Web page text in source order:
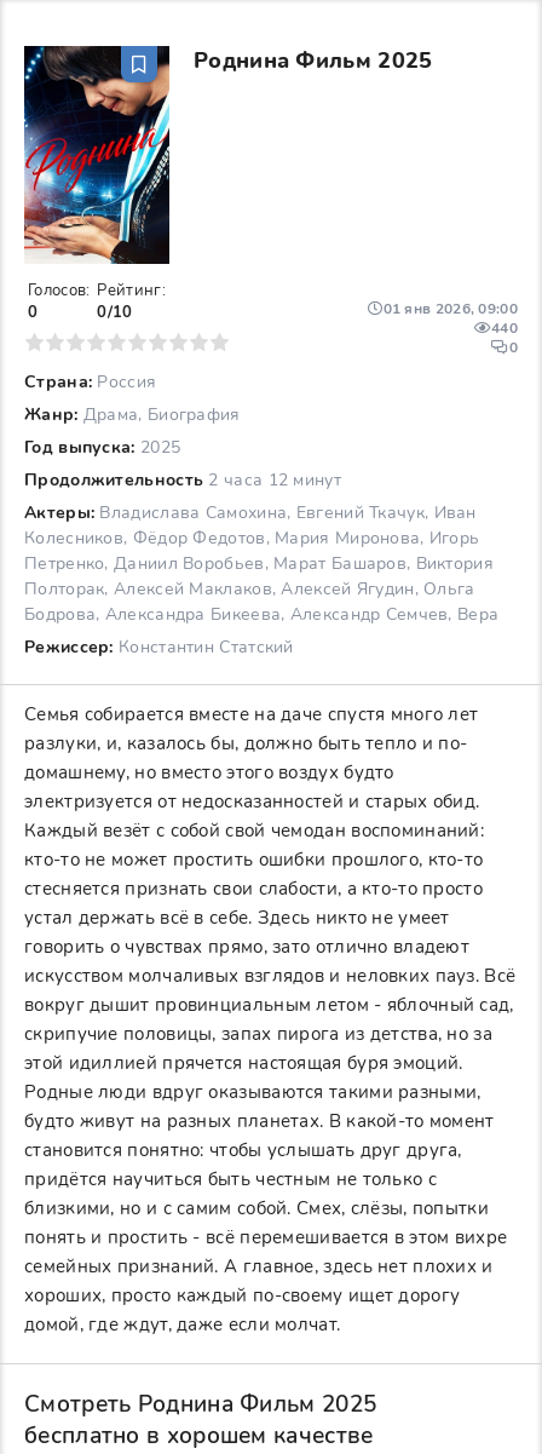
Роднина Фильм 2025
Страна: Россия
Жанр: Драма, Биография
Год выпуска: 2025
Продолжительность 2 часа 12 минут
Актеры: Владислава Самохина, Евгений Ткачук, Иван
Колесников, Фёдор Федотов, Мария Миронова, Игорь
Петренко, Даниил Воробьев, Марат Башаров, Виктория
Полторак, Алексей Маклаков, Алексей Ягудин, Ольга
Бодрова, Александра Бикеева, Александр Семчев, Вера
Режиссер: Константин Статский
01 янв 2026, 09:00
440
0
Голосов:
0
Рейтинг:
0/10
7 8 9 10
Семья собирается вместе на даче спустя много лет
разлуки, и, казалось бы, должно быть тепло и по-
домашнему, но вместо этого воздух будто
электризуется от недосказанностей и старых обид.
Каждый везёт с собой свой чемодан воспоминаний:
кто-то не может простить ошибки прошлого, кто-то
стесняется признать свои слабости, а кто-то просто
устал держать всё в себе. Здесь никто не умеет
говорить о чувствах прямо, зато отлично владеют
искусством молчаливых взглядов и неловких пауз. Всё
вокруг дышит провинциальным летом - яблочный сад,
скрипучие половицы, запах пирога из детства, но за
этой идиллией прячется настоящая буря эмоций.
Родные люди вдруг оказываются такими разными,
будто живут на разных планетах. В какой-то момент
становится понятно: чтобы услышать друг друга,
придётся научиться быть честным не только с
близкими, но и с самим собой. Смех, слёзы, попытки
понять и простить - всё перемешивается в этом вихре
семейных признаний. А главное, здесь нет плохих и
хороших, просто каждый по-своему ищет дорогу
домой, где ждут, даже если молчат.
Смотреть Роднина Фильм 2025
бесплатно в хорошем качестве